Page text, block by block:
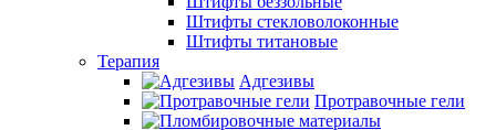
Штифты стекловолоконные
Штифты титановые
Терапия
Адгезивы
Протравочные гели